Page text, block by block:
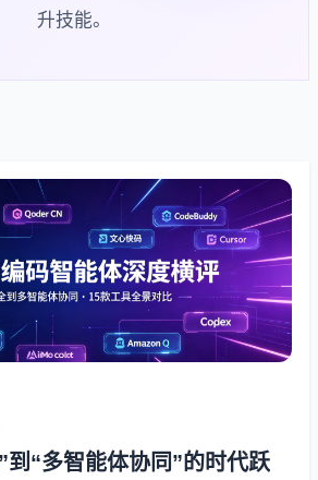
升技能。
到“多智能体协同”的时代跃